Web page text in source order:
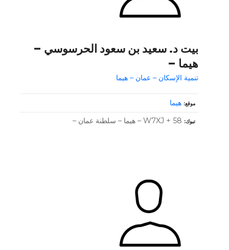
بيت د. سعيد بن سعود الحرسوسي –
هيما –
تنمية الإسكان – عمان – هيما
موقع هيما
تبوك W7XJ + 58 – هيما – سلطنة عمان –